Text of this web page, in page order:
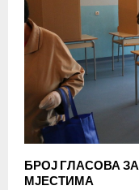
БРОЈ ГЛАСОВА
МЈЕСТИМА